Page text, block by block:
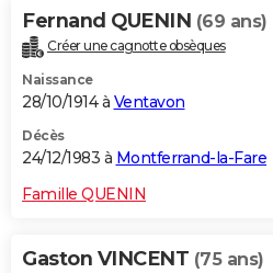
Fernand QUENIN (69 ans)
Créer une cagnotte obsèques
Naissance
28/10/1914 à Ventavon
Décès
24/12/1983 à Montferrand-la-Fare
Famille QUENIN
Gaston VINCENT (75 ans)